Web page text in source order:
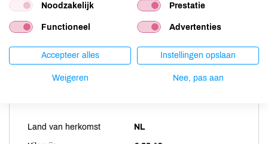
Vis
niet aanwezig
Weekdieren
niet aanwezig
Land van herkomst NL
Noodzakelijk Prestatie
Functioneel Advertenties
Accepteer alles Instellingen opslaan
Weigeren Nee, pas aan